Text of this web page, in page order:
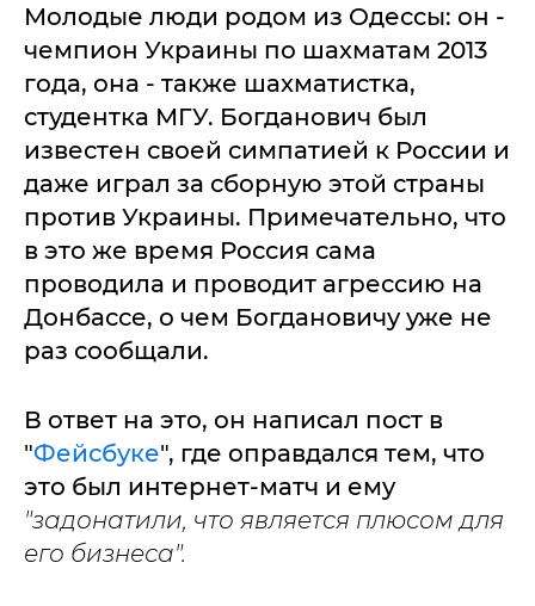
Молодые люди родом из Одессы: он -
чемпион Украины по шахматам 2013
года, она - также шахматистка,
студентка МГУ. Богданович был
известен своей симпатией к России и
даже играл за сборную этой страны
против Украины. Примечательно, что
в это же время Россия сама
проводила и проводит агрессию на
Донбассе, о чем Богдановичу уже не
раз сообщали.
В ответ на это, он написал пост в
"Фейсбуке", где оправдался тем, что
это был интернет-матч и ему
"задонатили, что является плюсом для
его бизнеса".